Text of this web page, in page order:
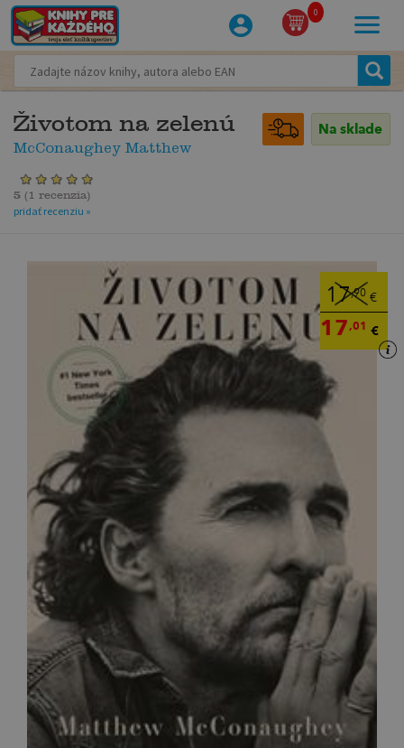
0
Životom na zelenú
McConaughey Matthew
Na sklade
5 ( 1 recenzia)
pridať recenziu »
17,90 €
17,01 €